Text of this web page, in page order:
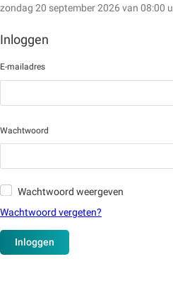
zondag 20 september 2026 van 08:00
Inloggen met je account
Inloggen
E-mailadres
Wachtwoord
Wachtwoord weergeven
Wachtwoord vergeten?
Inloggen